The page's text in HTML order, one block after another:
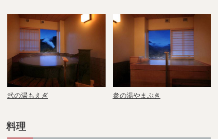
弐の湯もえぎ 参の湯やまぶき
料理